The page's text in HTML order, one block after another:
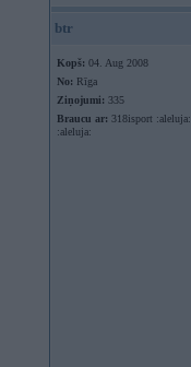
btr
Kopš: 04. Aug 2008
No: Rīga
Ziņojumi: 335
Braucu ar: 318isport :aleluja:
:aleluja: